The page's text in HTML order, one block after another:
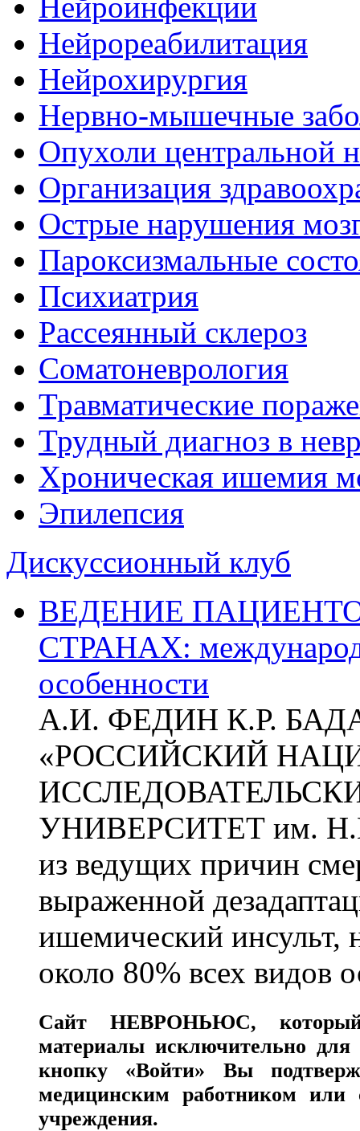
Нейрореабилитация
Нейрохирургия
Нервно-мышечные
Опухоли центральной
Организация
Острые нарушения
Пароксизмальные
Психиатрия
Рассеянный склероз
Соматоневрология
Травматические
Трудный диагноз в
Хроническая ишемия
Эпилепсия
Дискуссионный клуб
ВЕДЕНИЕ
СТРАНАХ:
особенности
А.И. ФЕДИН К.Р.
«РОССИЙСКИЙ
УНИВЕРСИТЕТ им.
из ведущих причин
выраженной
ишемический инсульт,
около 80% всех видов
СайтНЕВРОНЬЮС,
материалы исключительно для
кнопку «Войти» Вы
медицинским работником или
учреждения.